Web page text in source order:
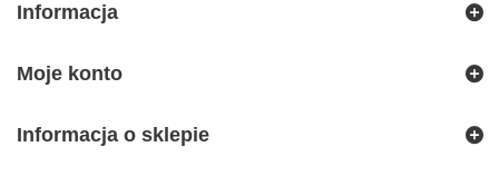
Informacja
Moje konto
Informacja o sklepie